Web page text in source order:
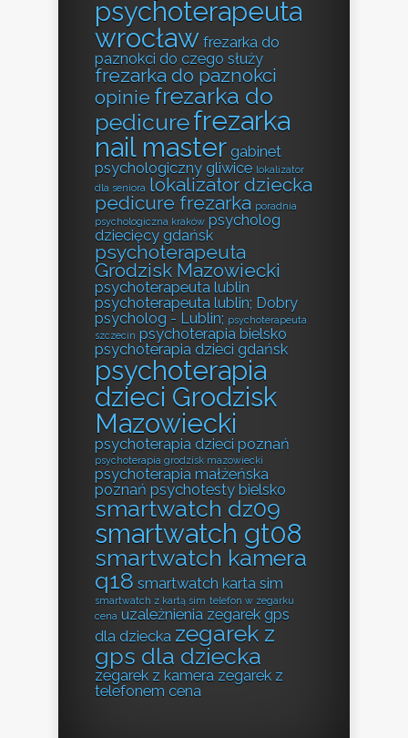
psychoterapeuta
wrocław frezarka do
paznokci do czego służy
frezarka do paznokci
opinie frezarka do
pedicurefrezarka
nail master gabinet
psychologiczny gliwice lokalizator
dla seniora lokalizator dziecka
pedicure frezarka poradnia
psychologiczna kraków psycholog
dziecięcy gdańsk
psychoterapeuta
Grodzisk Mazowiecki
psychoterapeuta lublin
psychoterapeuta lublin; Dobry
psycholog - Lublin; psychoterapeuta
szczecin psychoterapia bielsko
psychoterapia dzieci gdańsk
psychoterapia
dzieci Grodzisk
Mazowiecki
psychoterapia dzieci poznań
psychoterapia grodzisk mazowiecki
psychoterapia małżeńska
poznań psychotesty bielsko
smartwatch dz09
smartwatch gt08
smartwatch kamera
q18 smartwatch karta sim
smartwatch z kartą sim telefon w zegarku
cena uzależnienia zegarek gps
dla dziecka zegarek z
gps dla dziecka
zegarek z kamera zegarek z
telefonem cena